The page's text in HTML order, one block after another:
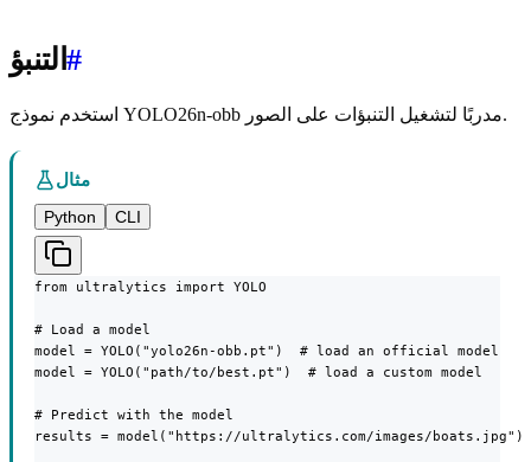
التنبؤ#
استخدم نموذج YOLO26n-obb مدربًا لتشغيل التنبؤات على الصور.
مثال
Python
CLI
from ultralytics import YOLO
# Load a model
model = YOLO("yolo26n-obb.pt")  # load an official model
model = YOLO("path/to/best.pt")  # load a custom model
# Predict with the model
results = model("https://ultralytics.com/images/boats.jpg")